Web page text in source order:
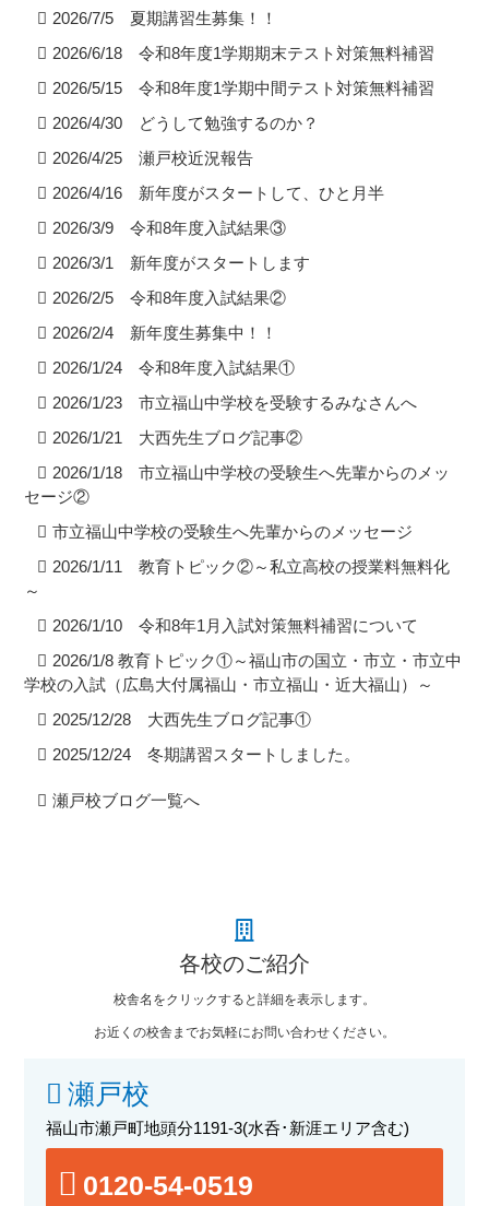
2026/7/5 夏期講習生募集！！
2026/6/18 令和8年度1学期期末テスト対策無料補習
2026/5/15 令和8年度1学期中間テスト対策無料補習
2026/4/30 どうして勉強するのか？
2026/4/25 瀬戸校近況報告
2026/4/16 新年度がスタートして、ひと月半
2026/3/9 令和8年度入試結果③
2026/3/1 新年度がスタートします
2026/2/5 令和8年度入試結果②
2026/2/4 新年度生募集中！！
2026/1/24 令和8年度入試結果①
2026/1/23 市立福山中学校を受験するみなさんへ
2026/1/21 大西先生ブログ記事②
2026/1/18 市立福山中学校の受験生へ先輩からのメッ
セージ②
市立福山中学校の受験生へ先輩からのメッセージ
2026/1/11 教育トピック②～私立高校の授業料無料化
～
2026/1/10 令和8年1月入試対策無料補習について
2026/1/8 教育トピック①～福山市の国立・市立・市立中
学校の入試（広島大付属福山・市立福山・近大福山）～
2025/12/28 大西先生ブログ記事①
2025/12/24 冬期講習スタートしました。
瀬戸校ブログ一覧へ
各校のご紹介
校舎名をクリックすると詳細を表示します。
お近くの校舎までお気軽にお問い合わせください。
瀬戸校
福山市瀬戸町地頭分1191-3(水呑･新涯エリア含む)
0120-54-0519